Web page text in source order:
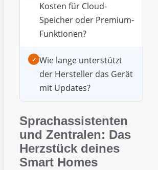
Kosten für Cloud-
Speicher oder Premium-
Funktionen?
✓ Wie lange unterstützt
der Hersteller das Gerät
mit Updates?
Sprachassistenten
und Zentralen: Das
Herzstück deines
Smart Homes